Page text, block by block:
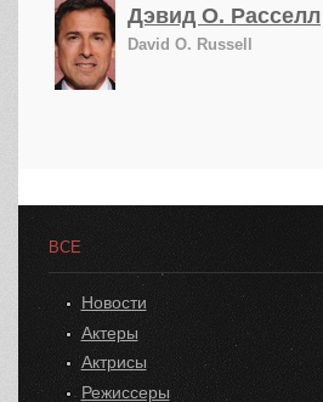
Дэвид О. Расселл
David O. Russell
ВСЕ
Новости
Актеры
Актрисы
Режиссеры